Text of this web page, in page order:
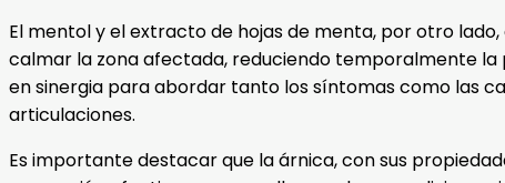
El mentol y el extracto de hojas de menta, por otro
calmar la zona afectada, reduciendo temporalmente la
en sinergia para abordar tanto los síntomas como las
articulaciones.
Es importante destacar que la árnica, con sus